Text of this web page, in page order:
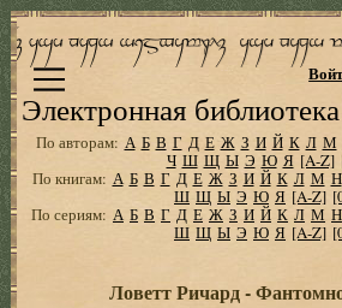
Электронная
По авторам: А Б В Г Д Е Ж З И Й К Л М
Ч Ш Щ Ы Э Ю Я [A-Z]
По книгам: А Б В Г Д Е Ж З И Й К Л М Н
Ш Щ Ы Э Ю Я [A-Z]
По сериям: А Б В Г Д Е Ж З И Й К Л М Н
Ш Щ Ы Э Ю Я [A-Z]
Ловетт Ричард -